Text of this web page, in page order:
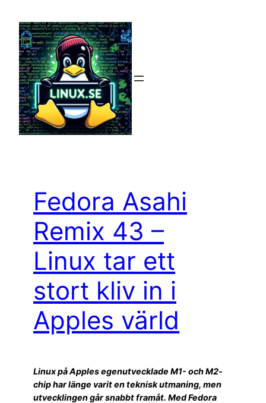
innehåll
Fedora Asahi
Remix 43 –
Linux tar ett
stort kliv in i
Apples värld
Linux på Apples egenutvecklade M1- och M2-
chip har länge varit en teknisk utmaning, men
utvecklingen går snabbt framåt. Med Fedora